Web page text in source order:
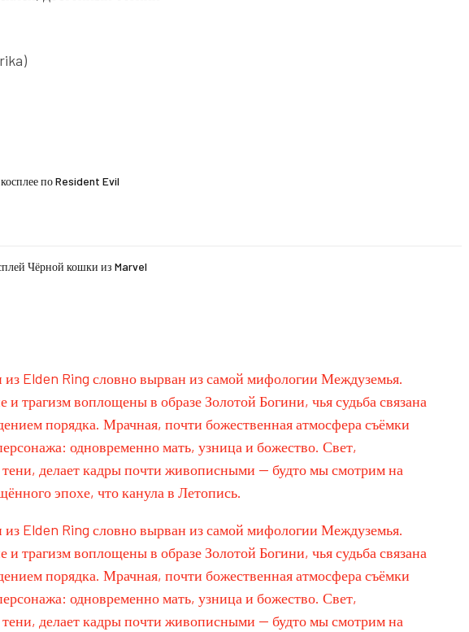
по Resident Evil
Чёрной кошки из Marvel